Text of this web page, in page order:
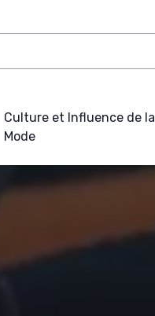
Culture et Influence de la
Mode